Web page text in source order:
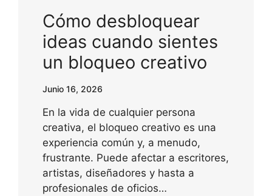
Cómo desbloquear
ideas cuando sientes
un bloqueo creativo
Junio 16, 2026
En la vida de cualquier persona
creativa, el bloqueo creativo es una
experiencia común y, a menudo,
frustrante. Puede afectar a escritores,
artistas, diseñadores y hasta a
profesionales de oficios…